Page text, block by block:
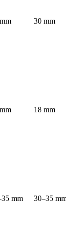
30 mm
18 mm
mm 30–35